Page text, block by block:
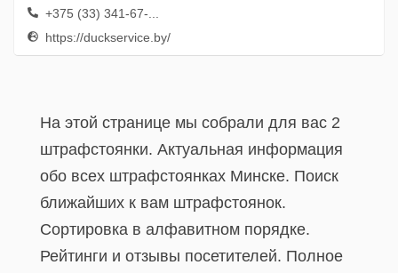
+375 (33) 341-67-...
https://duckservice.by/
На этой странице мы собрали для вас 2
штрафстоянки. Актуальная информация
обо всех штрафстоянках Минске. Поиск
ближайших к вам штрафстоянок.
Сортировка в алфавитном порядке.
Рейтинги и отзывы посетителей. Полное